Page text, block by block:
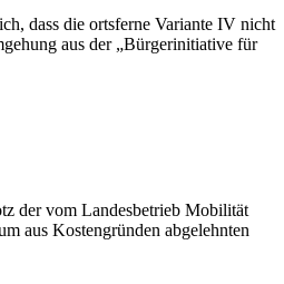
dass die ortsferne Variante IV nicht
aus der „Bürgerinitiative für
der vom Landesbetrieb Mobilität
aus Kostengründen abgelehnten